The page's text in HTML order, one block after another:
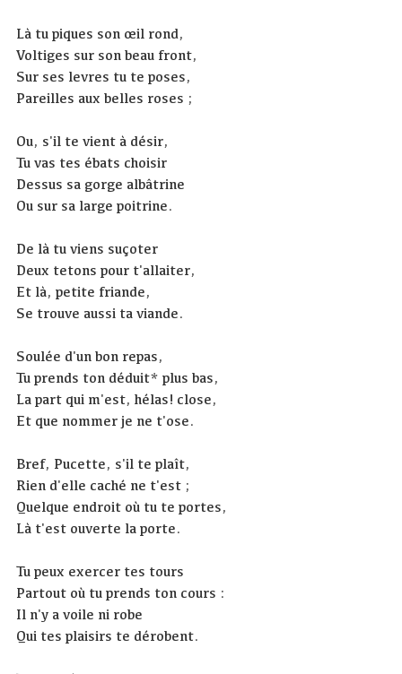
Là tu piques son œil rond,
Voltiges sur son beau front,
Sur ses levres tu te poses,
Pareilles aux belles roses ;
Ou, s'il te vient à désir,
Tu vas tes ébats choisir
Dessus sa gorge albâtrine
Ou sur sa large poitrine.
De là tu viens suçoter
Deux tetons pour t'allaiter,
Et là, petite friande,
Se trouve aussi ta viande.
Soulée d'un bon repas,
Tu prends ton déduit* plus bas,
La part qui m'est, hélas! close,
Et que nommer je ne t'ose.
Bref, Pucette, s'il te plaît,
Rien d'elle caché ne t'est ;
Quelque endroit où tu te portes,
Là t'est ouverte la porte.
Tu peux exercer tes tours
Partout où tu prends ton cours :
Il n'y a voile ni robe
Qui tes plaisirs te dérobent.